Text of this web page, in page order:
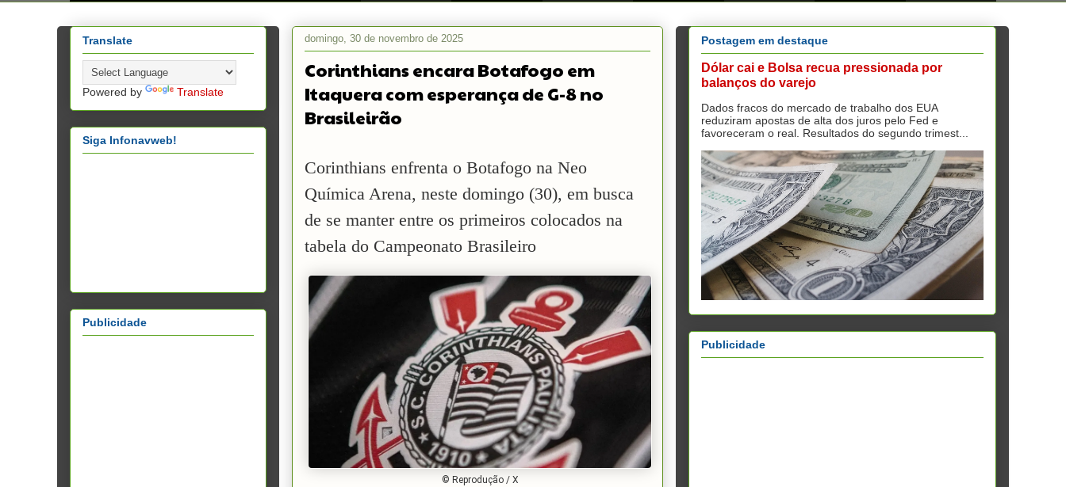
domingo, 30 de novembro de 2025
Corinthians encara Botafogo em
Itaquera com esperança de G-8 no
Brasileirão
Corinthians enfrenta o Botafogo na Neo
Química Arena, neste domingo (30), em busca
de se manter entre os primeiros colocados na
tabela do Campeonato Brasileiro
© Reprodução / X
Translate
Powered by Translate
Siga Infonavweb!
Publicidade
Postagem em destaque
Dólar cai e Bolsa recua pressionada por
balanços do varejo
Dados fracos do mercado de trabalho dos EUA
reduziram apostas de alta dos juros pelo Fed e
favoreceram o real. Resultados do segundo trimest...
Publicidade